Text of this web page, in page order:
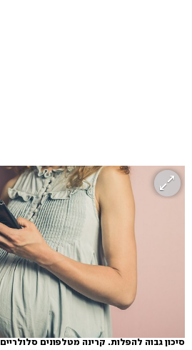
סיכון גבוה להפלות. קרינה מטלפונים סלולריים